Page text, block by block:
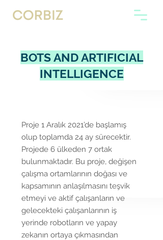
BOTS AND ARTIFICIAL
INTELLIGENCE
Proje 1 Aralık 2021’de başlamış
olup toplamda 24 ay sürecektir.
Projede 6 ülkeden 7 ortak
bulunmaktadır. Bu proje, değişen
çalışma ortamlarının doğası ve
kapsamının anlaşılmasını teşvik
etmeyi ve aktif çalışanların ve
gelecekteki çalışanlarının iş
yerinde robotların ve yapay
zekanın ortaya çıkmasından